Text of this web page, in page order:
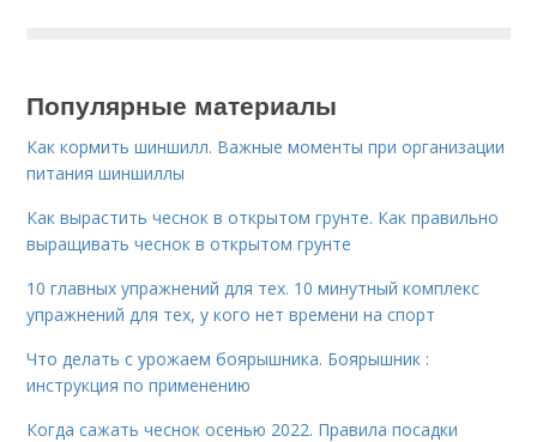
Популярные материалы
Как кормить шиншилл. Важные моменты при организации
питания шиншиллы
Как вырастить чеснок в открытом грунте. Как правильно
выращивать чеснок в открытом грунте
10 главных упражнений для тех. 10 минутный комплекс
упражнений для тех, у кого нет времени на спорт
Что делать с урожаем боярышника. Боярышник :
инструкция по применению
Когда сажать чеснок осенью 2022. Правила посадки